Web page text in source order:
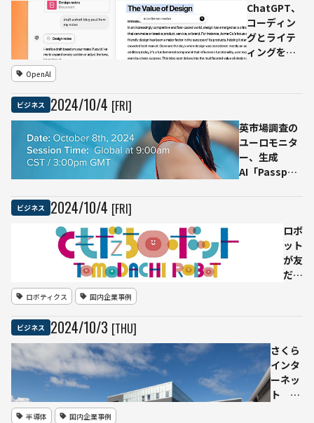
ChatGPT、
コーディン
グとライテ
ィングを強
を導入
OpenAI
ビジネス 2024/10/4 [FRI]
英市場調査の
ユーロモニタ
ー、生成
AI「Passport
ビジネス 2024/10/4 [FRI]
ロボ
ット
が友
だち
込む
社会
へ
――「と
ロボティクス 国内企業事例
ビジネス 2024/10/3 [THU]
さくら
インタ
ーネッ
ト
半導体 国内企業事例